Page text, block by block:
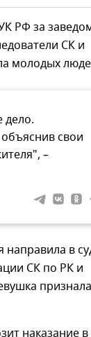
РФ за
СК и
молодых
дело.
свои
–
направила в
СК по РК и
признала